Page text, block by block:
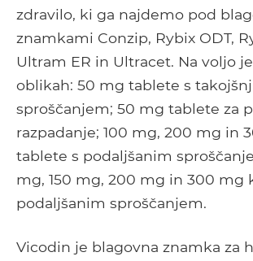
zdravilo, ki ga najdemo pod
znamkami Conzip, Rybix ODT,
Ultram ER in Ultracet. Na voljo
oblikah: 50 mg tablete s
sproščanjem; 50 mg tablete za
razpadanje; 100 mg, 200 mg in
tablete s podaljšanim
mg, 150 mg, 200 mg in 300 mg
podaljšanim sproščanjem.
Vicodin je blagovna znamka za